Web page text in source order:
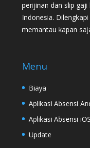
perijinan dan slip
Indonesia.
memantau kapan
Menu
Biaya
Aplikasi Absensi
Aplikasi Absensi iOS
Update